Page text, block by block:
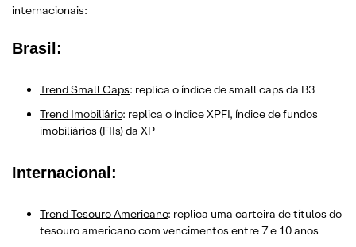
internacionais:
Brasil:
Trend Small Caps: replica o índice de small caps da B3
Trend Imobiliário: replica o índice XPFI, índice de fundos
imobiliários (FIIs) da XP
Internacional:
Trend Tesouro Americano: replica uma carteira de títulos do
tesouro americano com vencimentos entre 7 e 10 anos